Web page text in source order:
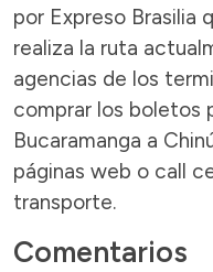
por Expreso Brasilia
realiza la ruta
agencias de los
comprar los boletos
Bucaramanga a
páginas web o call
transporte.
Comentarios